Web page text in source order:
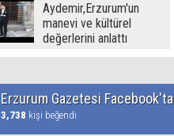
Aydemir,Erzurum'un
manevi ve kültürel
değerlerini anlattı
Erzurum Gazetesi Facebook'ta
3,738 kişi beğendi